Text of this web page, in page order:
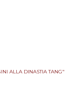
ALLA DINASTIA TANG"